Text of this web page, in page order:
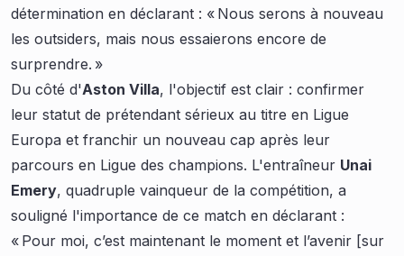
détermination en déclarant : « Nous serons à nouveau
les outsiders, mais nous essaierons encore de
surprendre. »
Du côté d'Aston Villa, l'objectif est clair : confirmer
leur statut de prétendant sérieux au titre en Ligue
Europa et franchir un nouveau cap après leur
parcours en Ligue des champions. L'entraîneur Unai
Emery, quadruple vainqueur de la compétition, a
souligné l'importance de ce match en déclarant :
« Pour moi, c’est maintenant le moment et l’avenir [sur